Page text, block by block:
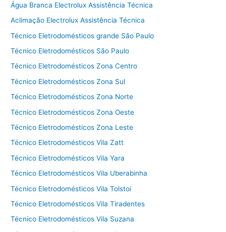
Água Branca Electrolux Assistência Técnica
Aclimação Electrolux Assistência Técnica
Técnico Eletrodomésticos grande São Paulo
Técnico Eletrodomésticos São Paulo
Técnico Eletrodomésticos Zona Centro
Técnico Eletrodomésticos Zona Sul
Técnico Eletrodomésticos Zona Norte
Técnico Eletrodomésticos Zona Oeste
Técnico Eletrodomésticos Zona Leste
Técnico Eletrodomésticos Vila Zatt
Técnico Eletrodomésticos Vila Yara
Técnico Eletrodomésticos Vila Uberabinha
Técnico Eletrodomésticos Vila Tolstoi
Técnico Eletrodomésticos Vila Tiradentes
Técnico Eletrodomésticos Vila Suzana